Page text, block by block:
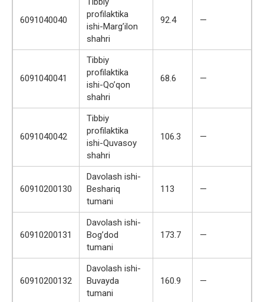
6091040040
profilaktika
ishi-Marg’ilon
shahri
92.4 —
6091040041
Tibbiy
profilaktika
ishi-Qo’qon
shahri
68.6 —
6091040042
Tibbiy
profilaktika
ishi-Quvasoy
shahri
106.3 —
60910200130
Davolash ishi-
Beshariq
tumani
113 —
60910200131
Davolash ishi-
Bog’dod
tumani
173.7 —
60910200132
Davolash ishi-
Buvayda
tumani
160.9 —